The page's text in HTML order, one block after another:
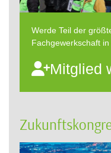
Werde Teil der
Fachgewerkschaft
Mitglied